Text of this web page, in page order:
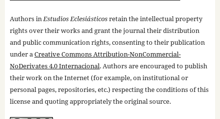
Authors inEstudios Eclesiásticosretain the intellectual property
rights over their works and grant the journal their distribution
and public communication rights, consenting to their publication
under aCreative Commons Attribution-NonCommercial-
NoDerivates 4.0 Internacional. Authors are encouraged to publish
their work on the Internet (for example, on institutional or
personal pages, repositories, etc.) respecting the conditions of this
license and quoting appropriately the original source.